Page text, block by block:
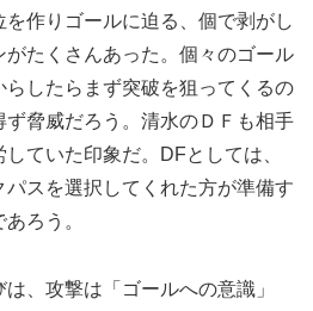
を作りゴールに迫る、個で剥がし
たくさんあった。個々のゴール
したらまず突破を狙ってくるの
脅威だろう。清水のＤＦも相手
ていた印象だ。DFとしては、
スを選択してくれた方が準備す
ろう。
、攻撃は「ゴールへの意識」